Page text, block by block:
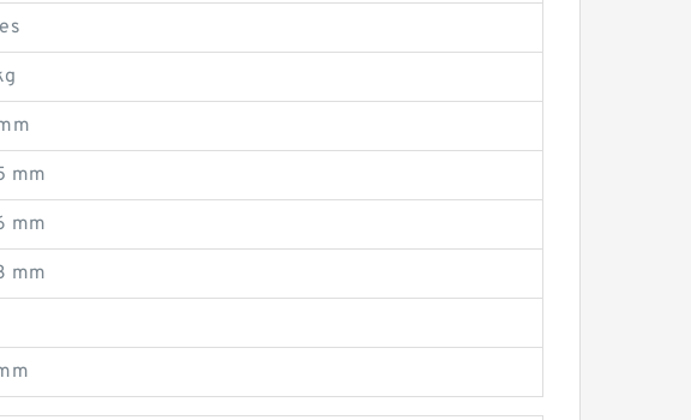
mm
mm
mm